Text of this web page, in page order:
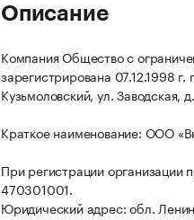
Описание
Компания Общество с
зарегистрирована 07.12.1998
Кузьмоловский, ул. Заводская,
Краткое наименование: ООО
При регистрации
470301001.
Юридический адрес: обл.